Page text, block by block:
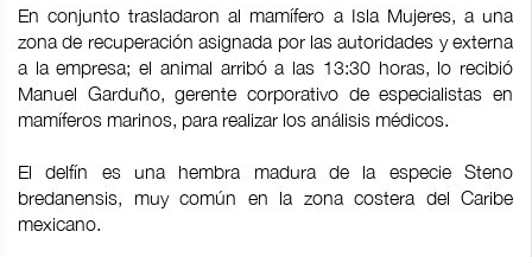
En conjunto trasladaron al mamífero a Isla Mujeres, a una
zona de recuperación asignada por las autoridades y externa
a la empresa; el animal arribó a las 13:30 horas, lo recibió
Manuel Garduño, gerente corporativo de especialistas en
mamíferos marinos, para realizar los análisis médicos.
El delfín es una hembra madura de la especie Steno
bredanensis, muy común en la zona costera del Caribe
mexicano.